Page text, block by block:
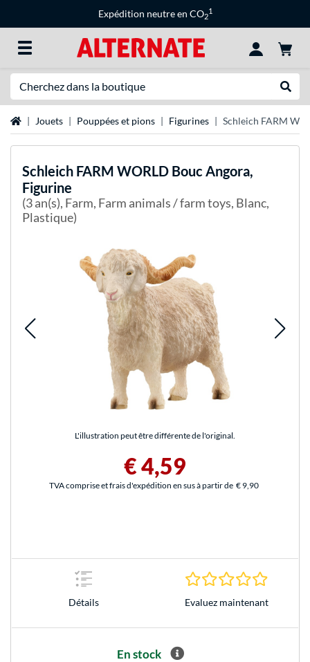
Expédition neutre en CO2
1
Page d'accueil
Jouets Pouppées et pions Figurines Schleich FARM
Schleich FARM WORLD Bouc Angora,
Figurine
(3 an(s), Farm, Farm animals / farm toys, Blanc,
Plastique)
L'illustration peut être différente de l'original.
€ 4,59
TVA comprise et frais d'expédition en sus à partir de € 9,90
Détails Evaluez maintenant
En stock